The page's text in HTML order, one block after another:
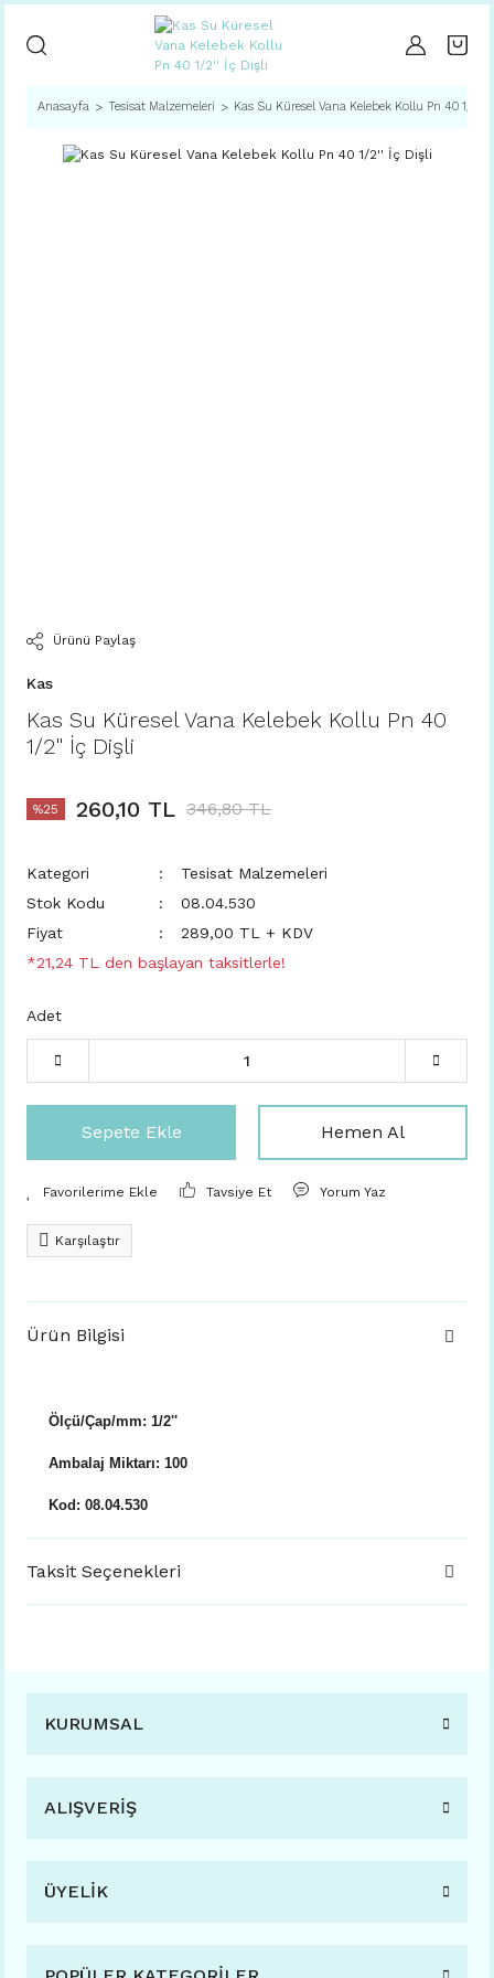
Anasayfa Tesisat Malzemeleri Kas Su Küresel Vana Kelebek Kollu Pn 40 1/2''
Ürünü Paylaş
Kas
Kas Su Küresel Vana Kelebek Kollu Pn 40
1/2'' İç Dişli
%25 260,10 TL 346,80 TL
Kategori
Tesisat Malzemeleri
Stok Kodu
08.04.530
Fiyat
289,00 TL + KDV
*21,24 TL den başlayan taksitlerle!
Adet
Sepete Ekle Hemen Al
Tavsiye Et Yorum Yaz
Karşılaştır
Ürün Bilgisi
Ölçü/Çap/mm: 1/2''
Ambalaj Miktarı: 100
Kod: 08.04.530
Taksit Seçenekleri
KURUMSAL
ALIŞVERİŞ
ÜYELİK